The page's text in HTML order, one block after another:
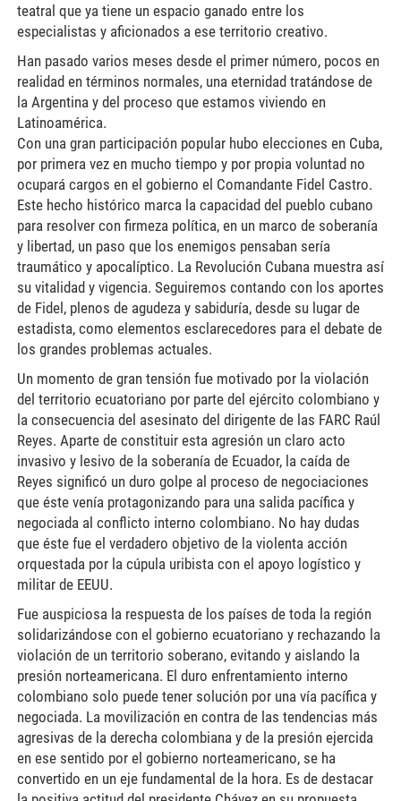
teatral que ya tiene un espacio ganado entre los
especialistas y aficionados a ese territorio creativo.
Han pasado varios meses desde el primer número, pocos en
realidad en términos normales, una eternidad tratándose de
la Argentina y del proceso que estamos viviendo en
Latinoamérica.
Con una gran participación popular hubo elecciones en Cuba,
por primera vez en mucho tiempo y por propia voluntad no
ocupará cargos en el gobierno el Comandante Fidel Castro.
Este hecho histórico marca la capacidad del pueblo cubano
para resolver con firmeza política, en un marco de soberanía
y libertad, un paso que los enemigos pensaban sería
traumático y apocalíptico. La Revolución Cubana muestra así
su vitalidad y vigencia. Seguiremos contando con los aportes
de Fidel, plenos de agudeza y sabiduría, desde su lugar de
estadista, como elementos esclarecedores para el debate de
los grandes problemas actuales.
Un momento de gran tensión fue motivado por la violación
del territorio ecuatoriano por parte del ejército colombiano y
la consecuencia del asesinato del dirigente de las FARC Raúl
Reyes. Aparte de constituir esta agresión un claro acto
invasivo y lesivo de la soberanía de Ecuador, la caída de
Reyes significó un duro golpe al proceso de negociaciones
que éste venía protagonizando para una salida pacífica y
negociada al conflicto interno colombiano. No hay dudas
que éste fue el verdadero objetivo de la violenta acción
orquestada por la cúpula uribista con el apoyo logístico y
militar de EEUU.
Fue auspiciosa la respuesta de los países de toda la región
solidarizándose con el gobierno ecuatoriano y rechazando la
violación de un territorio soberano, evitando y aislando la
presión norteamericana. El duro enfrentamiento interno
colombiano solo puede tener solución por una vía pacífica y
negociada. La movilización en contra de las tendencias más
agresivas de la derecha colombiana y de la presión ejercida
en ese sentido por el gobierno norteamericano, se ha
convertido en un eje fundamental de la hora. Es de destacar